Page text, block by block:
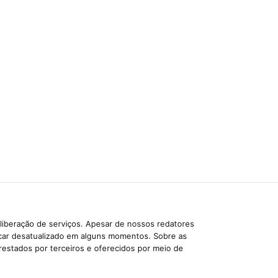
de serviços. Apesar de nossos redatores
desatualizado em alguns momentos. Sobre as
por terceiros e oferecidos por meio de